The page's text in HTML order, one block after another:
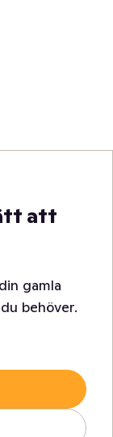
att
gamla
behöver.